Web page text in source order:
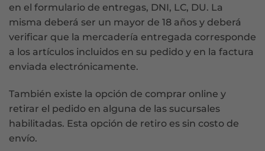
en el formulario de entregas, DNI, LC, DU. La
misma deberá ser un mayor de 18 años y deberá
verificar que la mercadería entregada corresponde
a los artículos incluidos en su pedido y en la factura
enviada electrónicamente.
También existe la opción de comprar online y
retirar el pedido en alguna de las sucursales
habilitadas. Esta opción de retiro es sin costo de
envío.